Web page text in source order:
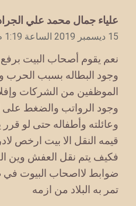
يقول
علياء جمال محمد علي
15 ديسمبر 2019 الساعة 1:19 م
نعم يقوم أصحاب البيت
وجود البطاله بسبب الحرب
الموظفين من الشركات
وجود الرواتب والضغط على
وعائلته وأطفاله حتى لو قرر
قيمه النقل الا بيت ارخص
فكيف يتم نقل العفش وين
ضوابط لااصحاب البيوت في
تمر به البلاد من ازمه